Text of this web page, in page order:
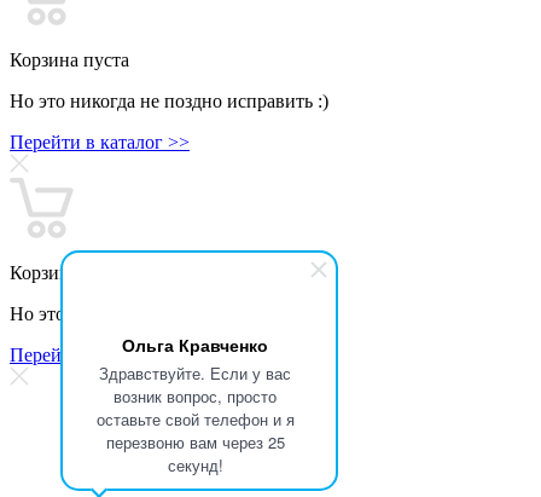
Ольга Кравченко
Здравствуйте. Если у вас
возник вопрос, просто
оставьте свой телефон и я
перезвоню вам через 25
секунд!
Корзина пуста
Но это никогда не поздно исправить :)
Перейти в каталог >>
Корзина пуста
Но это никогда не поздно исправить :)
Перейти в каталог >>